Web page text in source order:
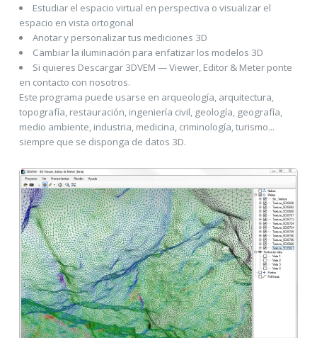
Estudiar el espacio virtual en perspectiva o visualizar el
espacio en vista ortogonal
Anotar y personalizar tus mediciones 3D
Cambiar la iluminación para enfatizar los modelos 3D
Si quieres Descargar 3DVEM — Viewer, Editor & Meter ponte
en contacto con nosotros.
Este programa puede usarse en arqueología, arquitectura,
topografía, restauración, ingeniería civil, geología, geografía,
medio ambiente, industria, medicina, criminología, turismo...
siempre que se disponga de datos 3D.